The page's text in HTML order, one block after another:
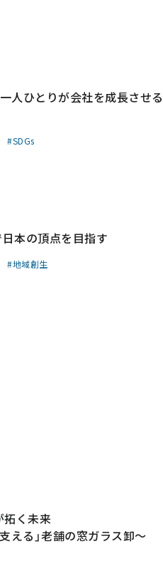
人ひとりが会社を成長させる
のリーディングカンパニー～
SDGs
本の頂点を目指す
地域創生
拓く未来
える」老舗の窓ガラス卸～